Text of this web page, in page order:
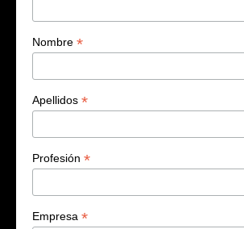
Nombre *
Apellidos *
Profesión *
Empresa *